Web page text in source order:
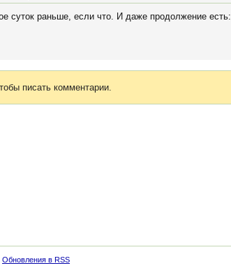
суток раньше, если что. И даже продолжение есть:
писать комментарии.
Обновления в RSS